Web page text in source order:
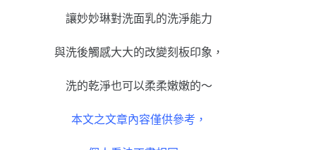
讓妙妙琳對洗面乳的洗淨能力
與洗後觸感大大的改變刻板印象，
洗的乾淨也可以柔柔嫩嫩的～
本文之文章內容僅供參考，